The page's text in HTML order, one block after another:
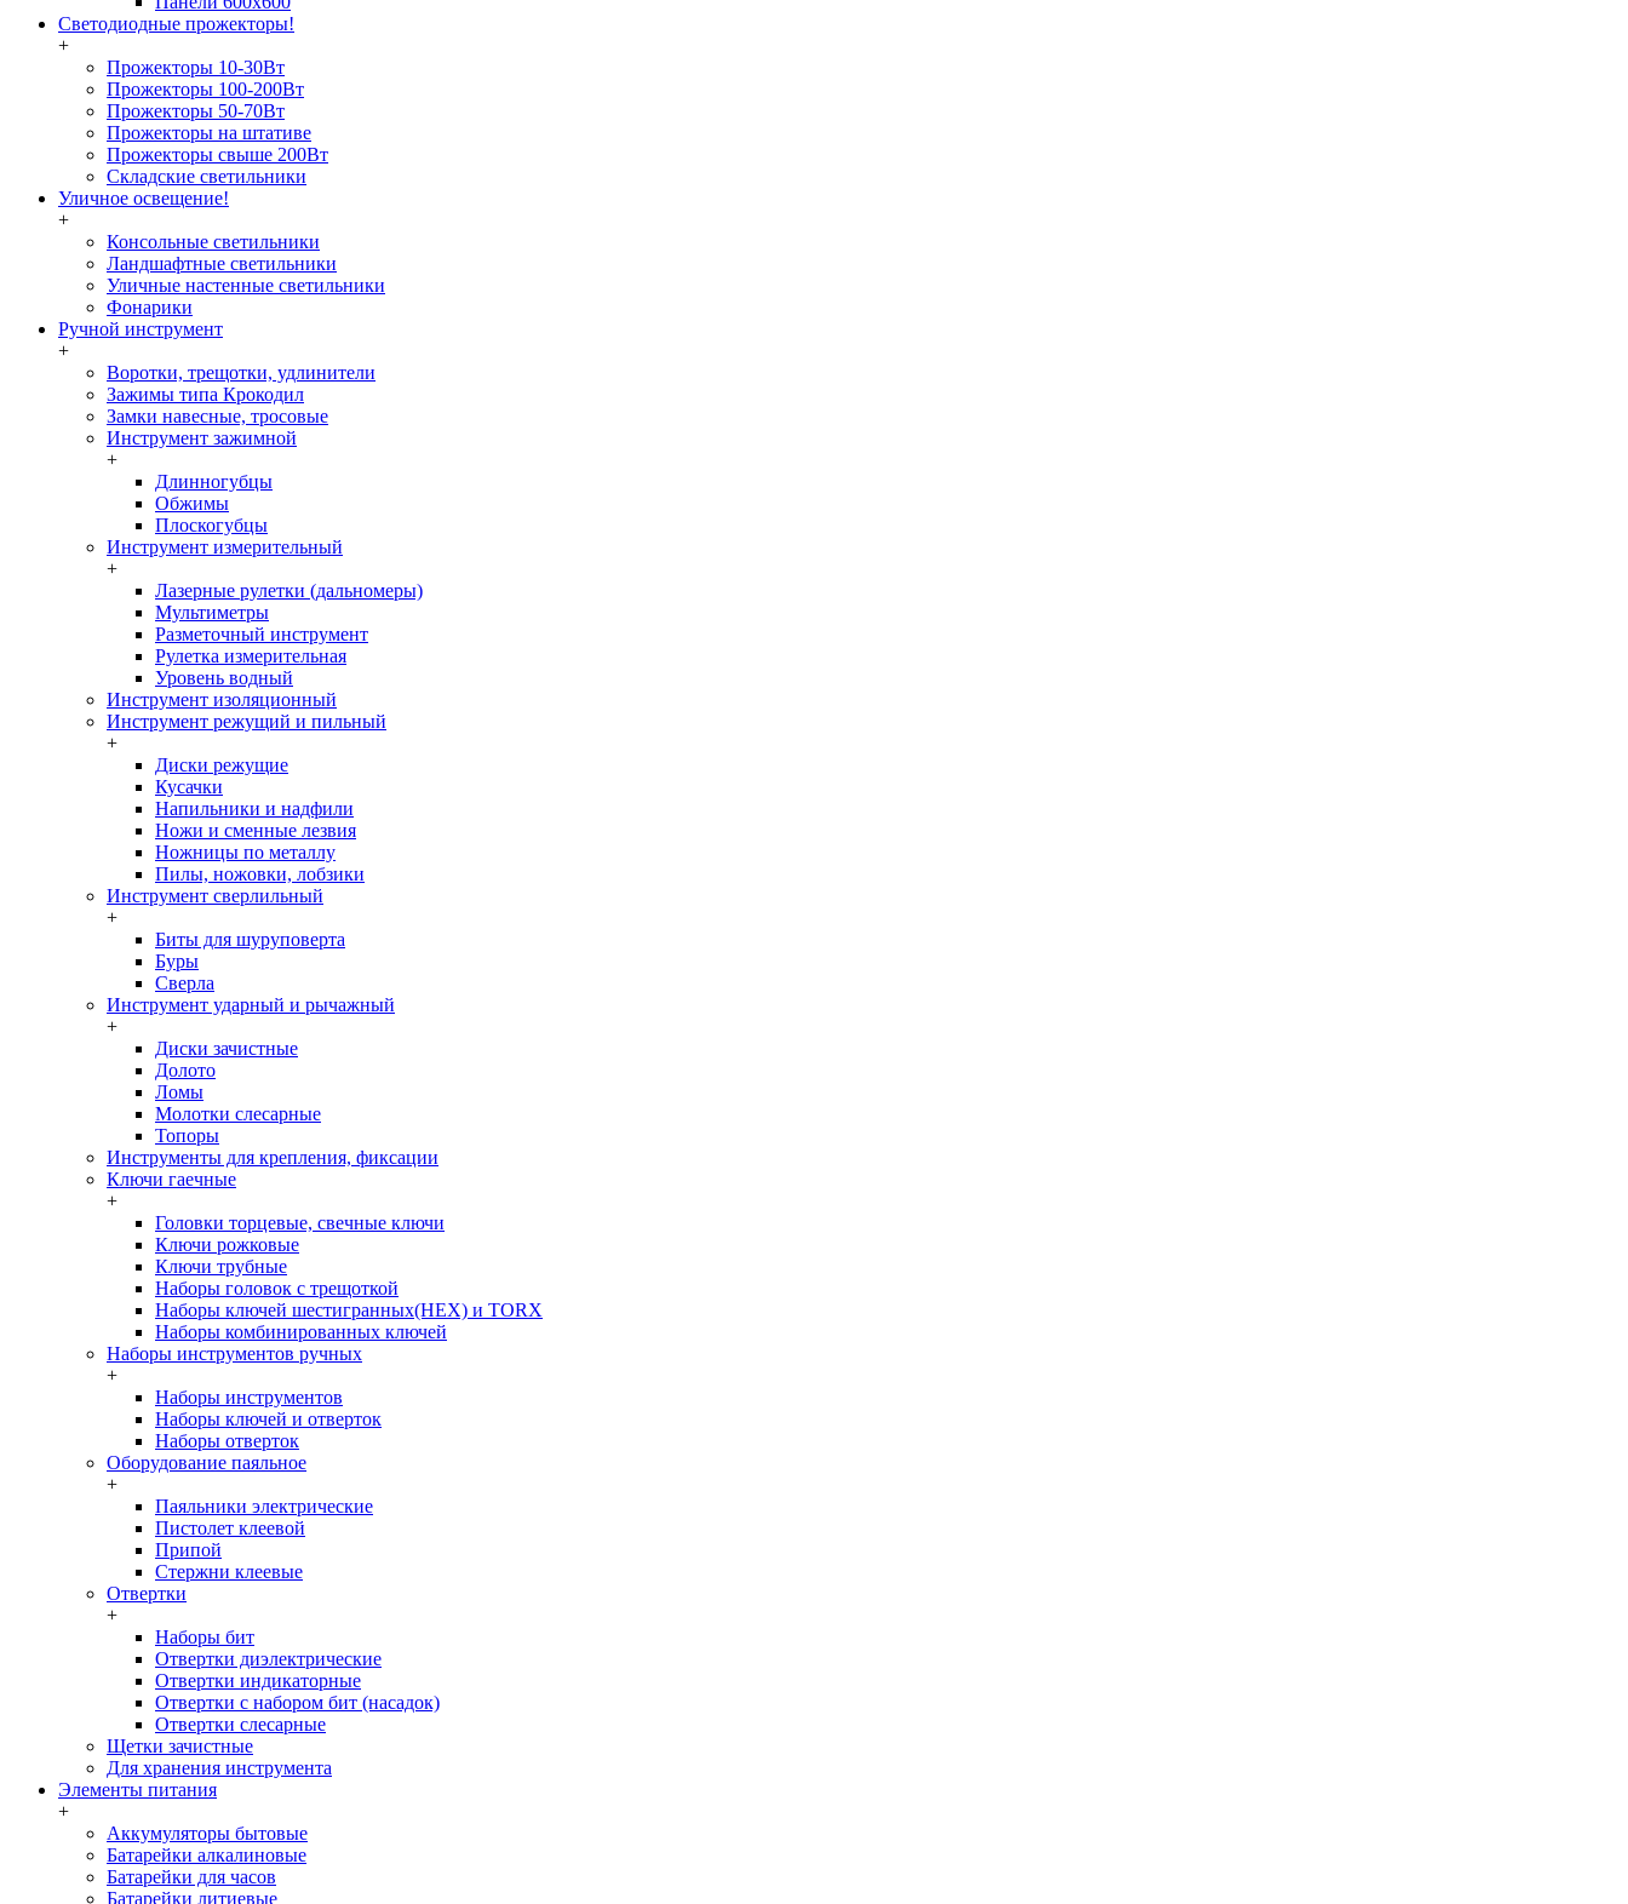
Светодиодные прожекторы!
+
Прожекторы 10-30Вт
Прожекторы 100-200Вт
Прожекторы 50-70Вт
Прожекторы на штативе
Прожекторы свыше 200Вт
Складские светильники
Уличное освещение!
+
Консольные светильники
Ландшафтные светильники
Уличные настенные светильники
Фонарики
Ручной инструмент
+
Воротки, трещотки, удлинители
Зажимы типа Крокодил
Замки навесные, тросовые
Инструмент зажимной
+
Длинногубцы
Обжимы
Плоскогубцы
Инструмент измерительный
+
Лазерные рулетки (дальномеры)
Мультиметры
Разметочный инструмент
Рулетка измерительная
Уровень водный
Инструмент изоляционный
Инструмент режущий и пильный
+
Диски режущие
Кусачки
Напильники и надфили
Ножи и сменные лезвия
Ножницы по металлу
Пилы, ножовки, лобзики
Инструмент сверлильный
+
Биты для шуруповерта
Буры
Сверла
Инструмент ударный и рычажный
+
Диски зачистные
Долото
Ломы
Молотки слесарные
Топоры
Инструменты для крепления, фиксации
Ключи гаечные
+
Головки торцевые, свечные ключи
Ключи рожковые
Ключи трубные
Наборы головок c трещоткой
Наборы ключей шестигранных(HEX) и TORX
Наборы комбинированных ключей
Наборы инструментов ручных
+
Наборы инструментов
Наборы ключей и отверток
Наборы отверток
Оборудование паяльное
+
Паяльники электрические
Пистолет клеевой
Припой
Стержни клеевые
Отвертки
+
Наборы бит
Отвертки диэлектрические
Отвертки индикаторные
Отвертки с набором бит (насадок)
Отвертки слесарные
Щетки зачистные
Для хранения инструмента
Элементы питания
+
Аккумуляторы бытовые
Батарейки алкалиновые
Батарейки для часов
Батарейки литиевые